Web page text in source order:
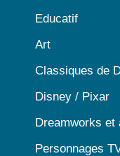
Educatif
Art
Classiques de
Disney / Pixar
Dreamworks et
Personnages